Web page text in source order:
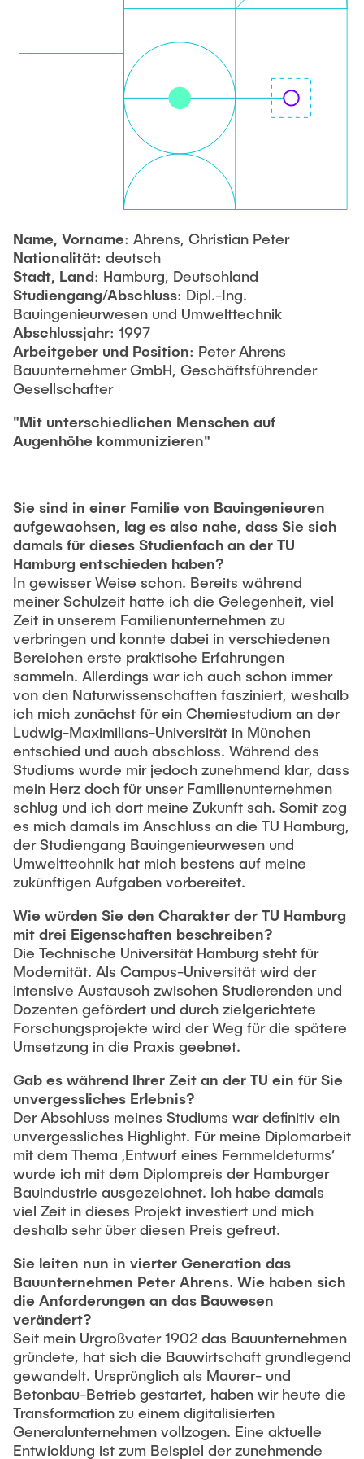
Name, Vorname: Ahrens, Christian Peter
Nationalität: deutsch
Stadt, Land: Hamburg, Deutschland
Studiengang/Abschluss: Dipl.-Ing.
Bauingenieurwesen und Umwelttechnik
Abschlussjahr: 1997
Arbeitgeber und Position: Peter Ahrens
Bauunternehmer GmbH, Geschäftsführender
Gesellschafter
"Mit unterschiedlichen Menschen auf
Augenhöhe kommunizieren"
Sie sind in einer Familie von Bauingenieuren
aufgewachsen, lag es also nahe, dass Sie sich
damals für dieses Studienfach an der TU
Hamburg entschieden haben?
In gewisser Weise schon. Bereits während
meiner Schulzeit hatte ich die Gelegenheit, viel
Zeit in unserem Familienunternehmen zu
verbringen und konnte dabei in verschiedenen
Bereichen erste praktische Erfahrungen
sammeln. Allerdings war ich auch schon immer
von den Naturwissenschaften fasziniert, weshalb
ich mich zunächst für ein Chemiestudium an der
Ludwig-Maximilians-Universität in München
entschied und auch abschloss. Während des
Studiums wurde mir jedoch zunehmend klar, dass
mein Herz doch für unser Familienunternehmen
schlug und ich dort meine Zukunft sah. Somit zog
es mich damals im Anschluss an die TU Hamburg,
der Studiengang Bauingenieurwesen und
Umwelttechnik hat mich bestens auf meine
zukünftigen Aufgaben vorbereitet.
Wie würden Sie den Charakter der TU Hamburg
mit drei Eigenschaften beschreiben?
Die Technische Universität Hamburg steht für
Modernität. Als Campus-Universität wird der
intensive Austausch zwischen Studierenden und
Dozenten gefördert und durch zielgerichtete
Forschungsprojekte wird der Weg für die spätere
Umsetzung in die Praxis geebnet.
Gab es während Ihrer Zeit an der TU ein für Sie
unvergessliches Erlebnis?
Der Abschluss meines Studiums war definitiv ein
unvergessliches Highlight. Für meine Diplomarbeit
mit dem Thema ‚Entwurf eines Fernmeldeturms‘
wurde ich mit dem Diplompreis der Hamburger
Bauindustrie ausgezeichnet. Ich habe damals
viel Zeit in dieses Projekt investiert und mich
deshalb sehr über diesen Preis gefreut.
Sie leiten nun in vierter Generation das
Bauunternehmen Peter Ahrens. Wie haben sich
die Anforderungen an das Bauwesen
verändert?
Seit mein Urgroßvater 1902 das Bauunternehmen
gründete, hat sich die Bauwirtschaft grundlegend
gewandelt. Ursprünglich als Maurer- und
Betonbau-Betrieb gestartet, haben wir heute die
Transformation zu einem digitalisierten
Generalunternehmen vollzogen. Eine aktuelle
Entwicklung ist zum Beispiel der zunehmende